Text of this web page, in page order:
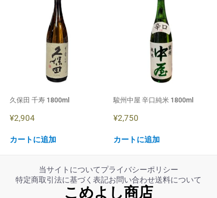
久保田 千寿 1800ml
¥2,904
カートに追加
駿州中屋 辛口純米 1800ml
¥2,750
カートに追加
当サイトについてプライバシーポリシー
特定商取引法に基づく表記お問い合わせ送料について
こめよし商店